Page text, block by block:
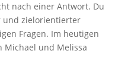
nach einer Antwort. Du
und zielorientierter
Fragen. Im heutigen
Michael und Melissa